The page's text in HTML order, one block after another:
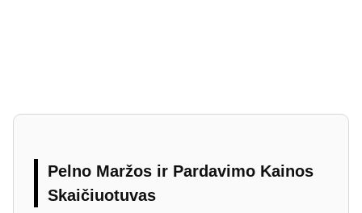
Pelno Maržos ir Pardavimo Kainos
Skaičiuotuvas